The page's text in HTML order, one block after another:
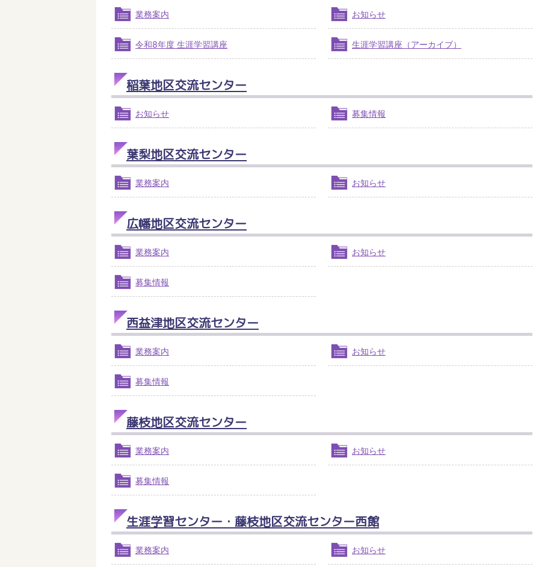
業務案内 お知らせ
令和8年度 生涯学習講座 生涯学習講座（アーカイブ）
稲葉地区交流センター
お知らせ 募集情報
葉梨地区交流センター
業務案内 お知らせ
広幡地区交流センター
業務案内 お知らせ
募集情報
西益津地区交流センター
業務案内 お知らせ
募集情報
藤枝地区交流センター
業務案内 お知らせ
募集情報
生涯学習センター・藤枝地区交流センター西館
業務案内 お知らせ